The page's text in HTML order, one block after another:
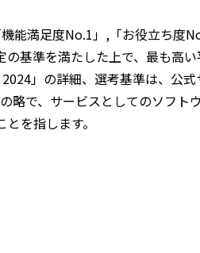
能満足度No.1」,「お役立ち度
基準を満たした上で、最も高
」の詳細、選考基準は、公式
略で、サービスとしてのソフ
を指します。